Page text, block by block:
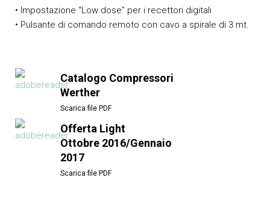
• Impostazione “Low dose” per i recettori digitali
• Pulsante di comando remoto con cavo a spirale di 3 mt.
Catalogo Compressori
Werther
Scarica file PDF
Offerta Light
Ottobre 2016/Gennaio
2017
Scarica file PDF